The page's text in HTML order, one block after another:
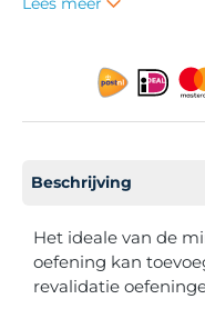
Beschrijving
Het ideale van de
oefening kan
revalidatie